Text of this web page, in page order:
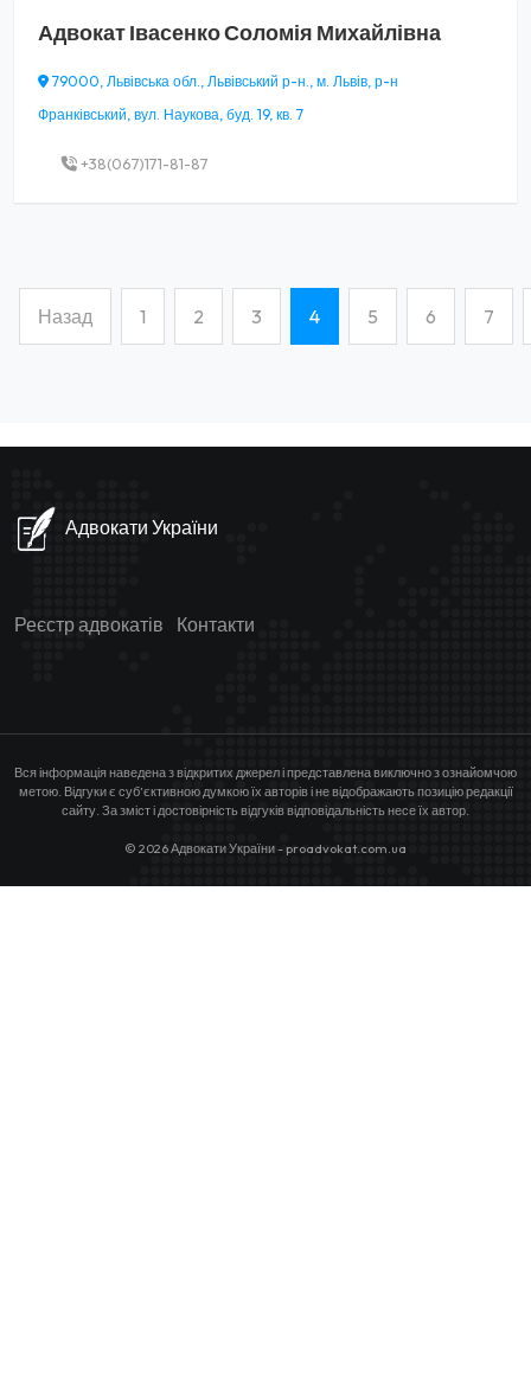
АдвокатІвасенко Соломія Михайлівна
79000, Львівська обл., Львівський р-н., м. Львів, р-н
Франківський, вул. Наукова, буд. 19, кв. 7
+38(067)171-81-87
Назад 1 2 3
4
5 6 7
Адвокати України
Реєстр адвокатів Контакти
Вся інформація наведена з відкритих джерел і представлена виключно з ознайомчою
метою. Відгуки є суб’єктивною думкою їх авторів і не відображають позицію редакції
сайту. За зміст і достовірність відгуків відповідальність несе їх автор.
© 2026 Адвокати України - proadvokat.com.ua